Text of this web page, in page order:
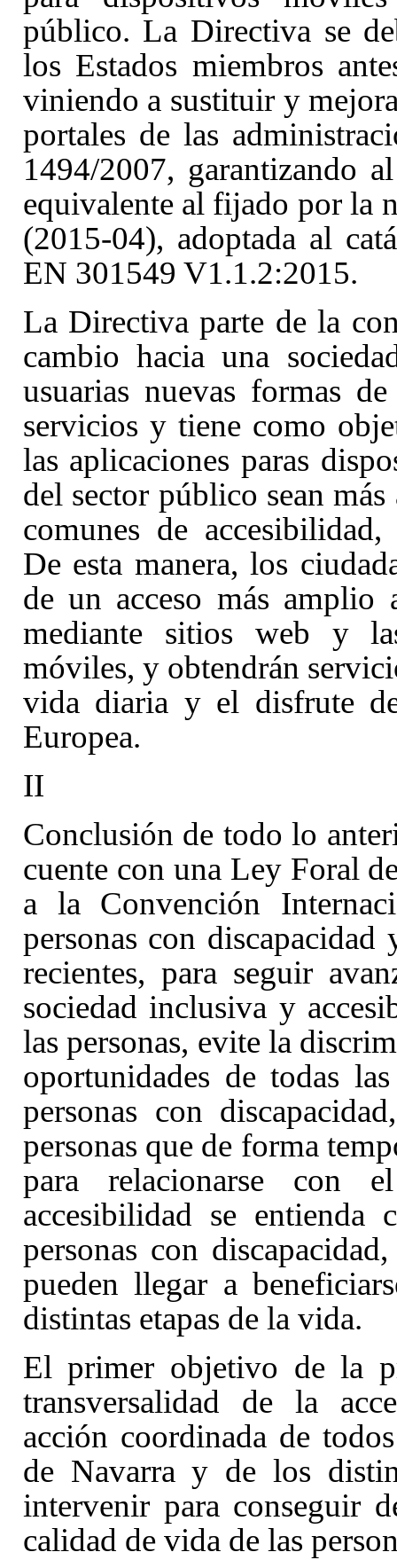
público. La Directiva se
los Estados miembros
viniendo a sustituir y
portales de las
1494/2007, garantizando
equivalente al fijado por la
(2015-04), adoptada al
EN 301549 V1.1.2:2015.
La Directiva parte de la
cambio hacia una
usuarias nuevas formas
servicios y tiene como
las aplicaciones paras
del sector público sean
comunes de
De esta manera, los
de un acceso más
mediante sitios web y
móviles, y obtendrán
vida diaria y el disfrute
Europea.
II
Conclusión de todo lo
cuente con una Ley Foral
a la Convención
personas con
recientes, para seguir
sociedad inclusiva y
las personas, evite la
oportunidades de todas
personas con
personas que de forma
para relacionarse con
accesibilidad se entienda
personas con
pueden llegar a
distintas etapas de la vida.
El primer objetivo de la
transversalidad de la
acción coordinada de
de Navarra y de los
intervenir para conseguir
calidad de vida de las